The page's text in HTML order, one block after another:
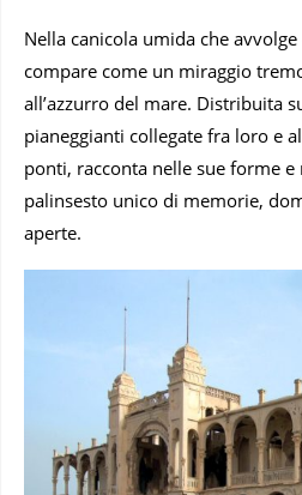
Nella canicola umida che
compare come un miraggio
all’azzurro del mare. Distribuita
pianeggianti collegate fra loro e
ponti, racconta nelle sue forme
palinsesto unico di memorie,
aperte.